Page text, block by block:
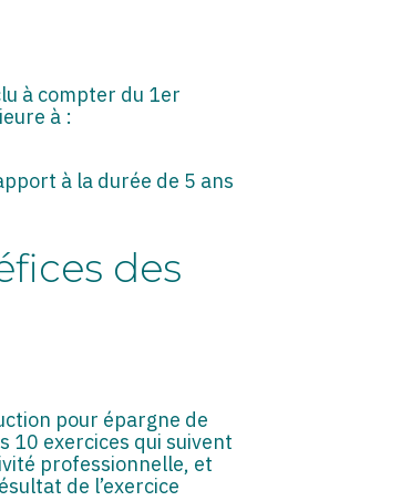
à compter du 1er
à :
à la durée de 5 ans
des
pour épargne de
10 exercices qui suivent
professionnelle, et
de l’exercice